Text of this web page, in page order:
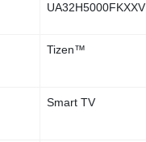
UA32H5000FKXXV
Tizen™
Smart TV